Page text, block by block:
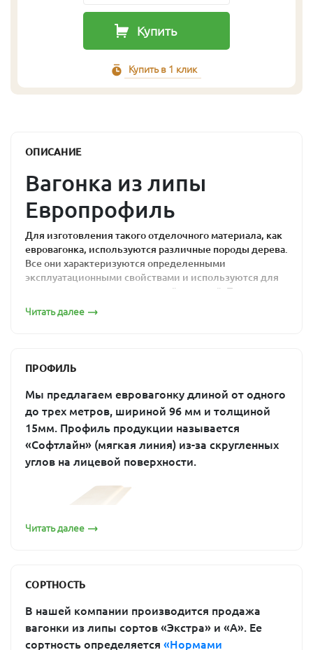
Купить
Купить в 1 клик
ОПИСАНИЕ
Вагонка из липы
Европрофиль
Для изготовления такого отделочного материала, как
евровагонка, используются различные породы дерева.
Все они характеризуются определенными
эксплуатационными свойствами и используются для
отделки различных помещений и зданий. Так, одним
из наиболее популярных видов древесины для
изготовления евровагонки считается липа, которая
качествами материала:
экологичность,
низкая плотность,
отсутствие смолы
способность впитывать влагу,
устойчивость к перепадам температуры,
устойчивость к появлению плесени,
долговечность.
различных помещений. Однако в большинстве
приятную атмосферу в помещении.
Евровагонка из липы от компании «ПримаЛес» в
Москве: ассортимент и цены
Читать далее
ПРОФИЛЬ
Мы предлагаем евровагонку длиной от одного
до трех метров, шириной 96 мм и толщиной
15мм. Профиль продукции называется
«Софтлайн» (мягкая линия) из-за скругленных
углов на лицевой поверхности.
Читать далее
СОРТНОСТЬ
В нашей компании производится продажа
вагонки из липы сортов «Экстра» и «А». Ее
сортность определяется «Нормами